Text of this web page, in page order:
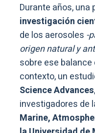
Durante años,
investigación
de los aerosoles -
origen natural y
sobre ese
contexto, un
Science Advances
investigadores de
Marine,